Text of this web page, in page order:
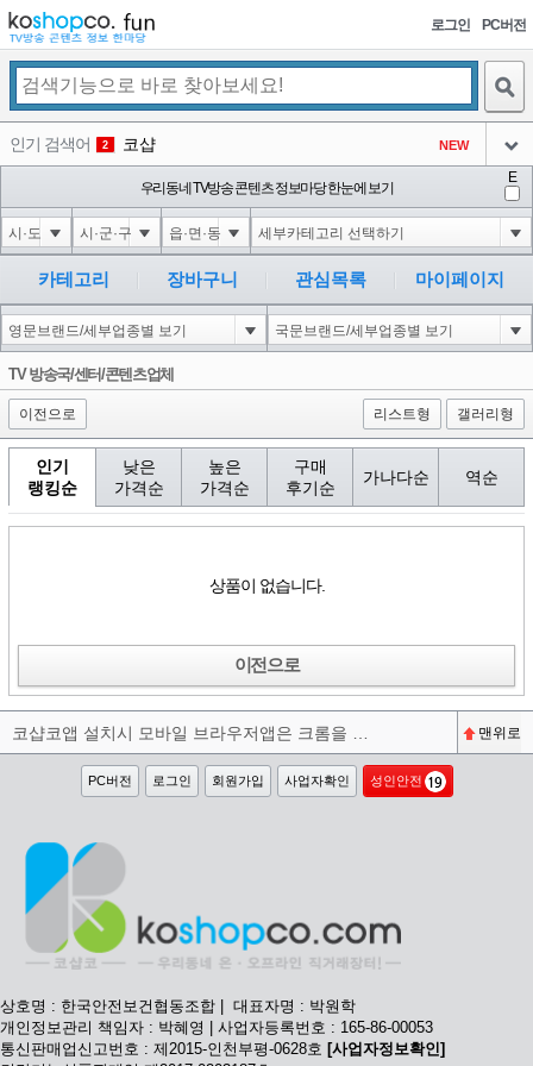
로그인 PC버전
인기 검색어 2 코샵 NEW
익스
아이콘
4 미끄럼방지
아이콘
5 대성설렁탕
아이콘
-16
6 1-1); waitfor delay '0:0:15' --
아이콘
0
1
우리동네 TV방송 콘텐츠 정보마당 한눈에 보기
E
카테고리 장바구니 관심목록 마이페이지
TV 방송국/센터/콘텐츠업체
이전으로 리스트형 갤러리형
인기
랭킹순
낮은
가격순
높은
가격순
구매
후기순
가나다순 역순
상품이 없습니다.
이전으로
코샵코앱 설치시 모바일 브라우저앱은 크롬을 권장합니다^^ 맨위로
PC버전 로그인 회원가입 사업자확인 성인안전
상호명 : 한국안전보건협동조합 | 대표자명 : 박원학
개인정보관리 책임자 : 박혜영 | 사업자등록번호 : 165-86-00053
통신판매업신고번호 : 제2015-인천부평-0628호 [사업자정보확인]